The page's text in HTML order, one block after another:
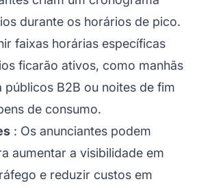
durante os horários de pico.
faixas horárias específicas
ficarão ativos, como manhãs
públicos B2B ou noites de fim
de consumo.
: Os anunciantes podem
aumentar a visibilidade em
e reduzir custos em